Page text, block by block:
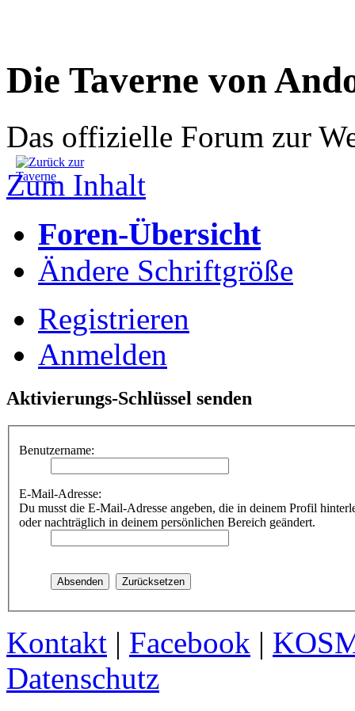
Die Taverne von
Das offizielle Forum zur
Zum Inhalt
Foren-Übersicht
Ändere Schriftgröße
Registrieren
Anmelden
Aktivierungs-Schlüssel senden
Benutzername:
E-Mail-Adresse:
Du musst die E-Mail-Adresse angeben, die in deinem Profil
oder nachträglich in deinem persönlichen Bereich geändert.
Kontakt | Facebook |
Datenschutz